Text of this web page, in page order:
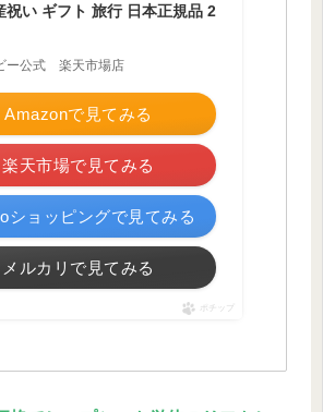
祝い ギフト 旅行 日本正規品 2
ー公式 楽天市場店
Amazonで見てみる
楽天市場で見てみる
ショッピングで見てみる
メルカリで見てみる
ポチップ